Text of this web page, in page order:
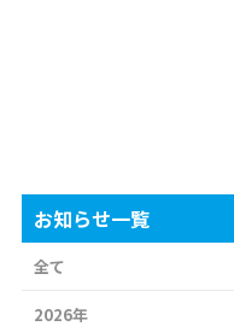
お知らせ一覧
全て
2026年